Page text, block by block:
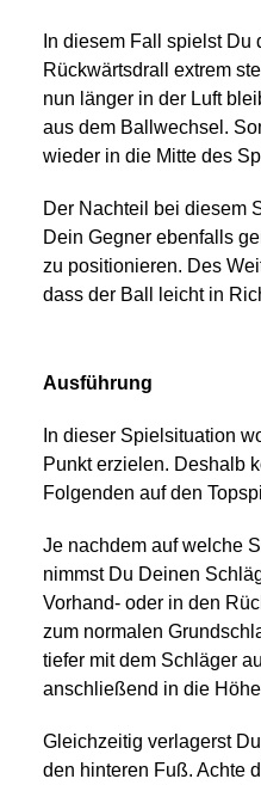
In diesem Fall spielst Du
Rückwärtsdrall extrem
nun länger in der Luft
aus dem Ballwechsel.
wieder in die Mitte des
Der Nachteil bei diesem
Dein Gegner ebenfalls
zu positionieren. Des
dass der Ball leicht in
Ausführung
In dieser Spielsituation
Punkt erzielen. Deshalb
Folgenden auf den
Je nachdem auf welche
nimmst Du Deinen
Vorhand- oder in den
zum normalen
tiefer mit dem Schläger
anschließend in die
Gleichzeitig verlagerst
den hinteren Fuß. Achte